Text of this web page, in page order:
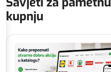
kupnju